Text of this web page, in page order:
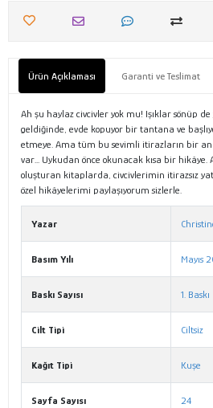
Ürün Açıklaması Garanti ve Teslimat
Ah şu haylaz civcivler yok mu! Işıklar sönüp
geldiğinde, evde kopuyor bir tantana ve
etmeye. Ama tüm bu sevimli itirazların bir
var... Uykudan önce okunacak kısa bir hikâye.
oluşturan kitaplarda, civcivlerimin itirazsız
özel hikâyelerimi paylaşıyorum sizlerle.
Yazar
Basım Yılı Mayıs
Baskı Sayısı 1. Baskı
Cilt Tipi Ciltsiz
Kağıt Tipi Kuşe
Sayfa Sayısı 24